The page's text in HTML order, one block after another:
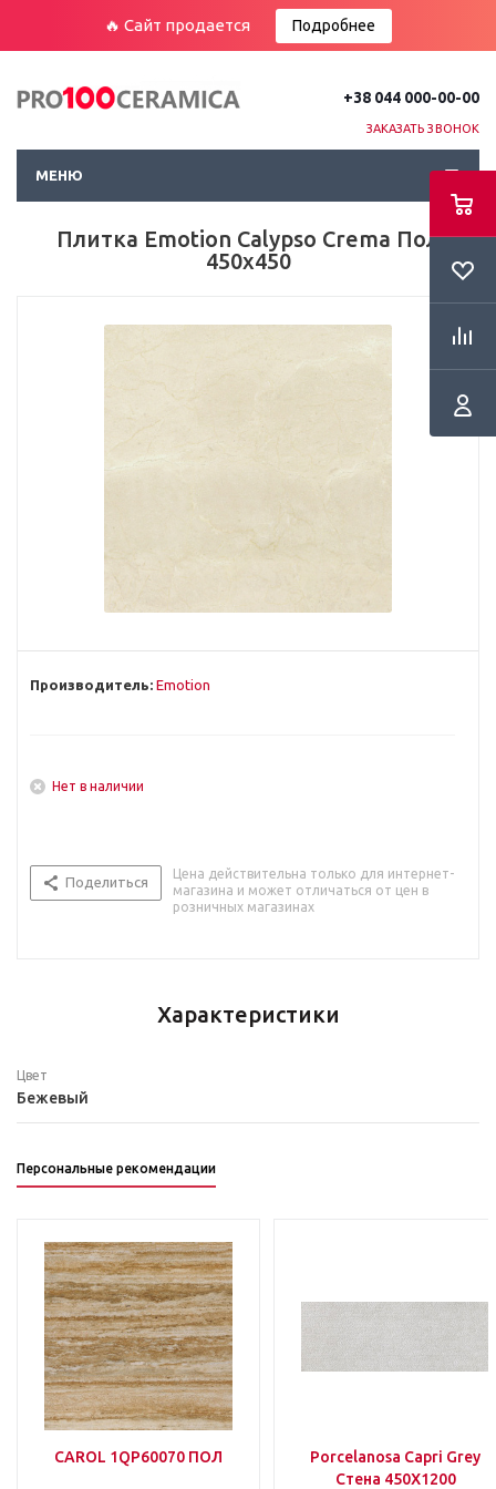
🔥 Сайт продается Подробнее
+38 044 000-00-00
ЗАКАЗАТЬ ЗВОНОК
МЕНЮ
Плитка Emotion Calypso Crema Пол
450х450
Производитель: Emotion
Нет в наличии
Поделиться
Цена действительна только для интернет-
магазина и может отличаться от цен в
розничных магазинах
Характеристики
Цвет
Бежевый
Персональные рекомендации
CAROL 1QP60070 ПОЛ
Porcelanosa Capri Grey
Стена 450Х1200